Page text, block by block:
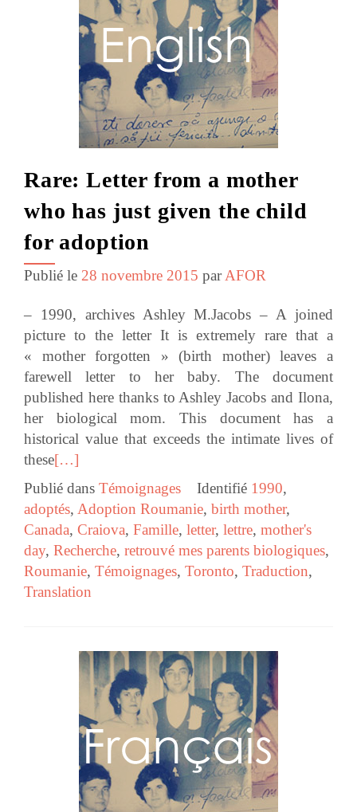
Rare: Letter from a mother
who has just given the child
for adoption
Publié le 28 novembre 2015 parAFOR
– 1990, archives Ashley M.Jacobs – A joined
picture to the letter It is extremely rare that a
« mother forgotten » (birth mother) leaves a
farewell letter to her baby. The document
published here thanks to Ashley Jacobs and Ilona,
her biological mom. This document has a
historical value that exceeds the intimate lives of
these[…]
Publié dans Témoignages Identifié 1990,
adoptés, Adoption Roumanie, birth mother,
Canada, Craiova, Famille, letter, lettre, mother's
day, Recherche, retrouvé mes parents biologiques,
Roumanie, Témoignages, Toronto, Traduction,
Translation